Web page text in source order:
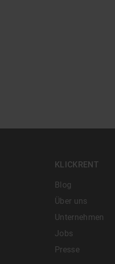
KLICKRENT
Blog
Über uns
Unternehmen
Jobs
Presse